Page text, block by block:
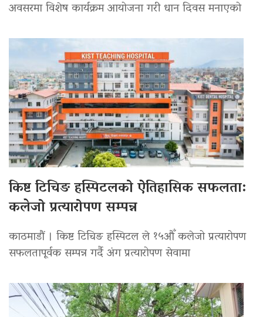
अवसरमा विशेष कार्यक्रम आयोजना गरी धान दिवस मनाएको
किष्ट टिचिङ हस्पिटलको ऐतिहासिक सफलता:
कलेजो प्रत्यारोपण सम्पन्न
काठमाडौं । किष्ट टिचिङ हस्पिटल ले १५औँ कलेजो प्रत्यारोपण
सफलतापूर्वक सम्पन्न गर्दै अंग प्रत्यारोपण सेवामा